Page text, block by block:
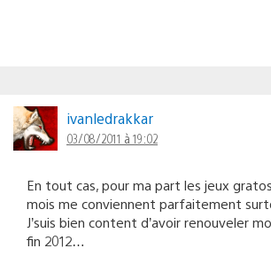
ivanledrakkar
03/08/2011 à 19:02
En tout cas, pour ma part les jeux
mois me conviennent parfaitement
J’suis bien content d’avoir renouveler
fin 2012…